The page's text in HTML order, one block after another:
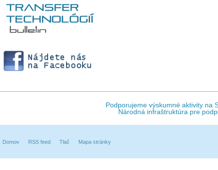
Podporujeme výskumné aktivity na
Národná infraštruktúra pre
Domov RSS feed Tlač Mapa stránky